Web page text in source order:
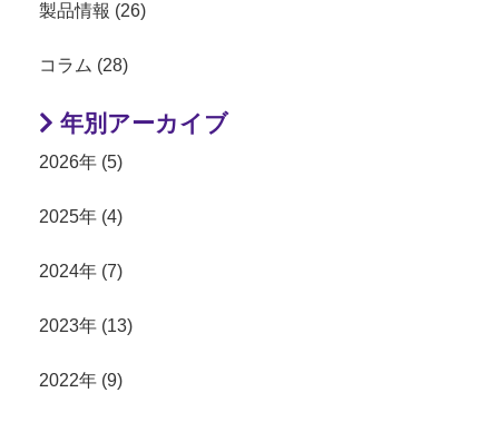
製品情報 (26)
コラム (28)
年別アーカイブ
2026年 (5)
2025年 (4)
2024年 (7)
2023年 (13)
2022年 (9)